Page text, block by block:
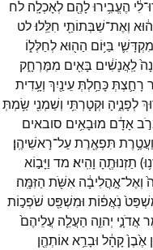
לִ֔י הֶעֱבִ֥ירוּלָהֶ֖ם לְאָכְלָֽה׃ לח
וְאֶת־שַׁבְּתוֹתַ֖י חִלֵּֽלוּ׃לט
מִקְדָּשִׁ֛י בַּיּ֥וֹם הַה֖וּאלְחַלְּל֑וֹ
לַֽאֲנָשִׁ֔ים בָּאִ֖ים מִמֶּרְחָ֑ק
רָחַ֛צְתְּכָּחַ֥לְתְּעֵינַ֖יִךְ וְעָ֥דִית
לְפָנֶ֑יהָ וּקְטָרְתִּ֥י וְשַׁמְנִ֖י שַׂ֥מְתְּ
אָדָ֔ם מוּבָאִ֥ים סובאים
וַעֲטֶ֥רֶת תִּפְאֶ֖רֶתעַל־רָאשֵׁיהֶֽן׃
) תַזְנוּתֶ֖הָ וָהִֽיא׃ מד וַיָּב֣וֹא
וְאֶל־אָ֣הֳלִיבָ֔ה אִשֹּׁ֖ת הַזִּמָּֽה׃
נֹֽאֲפ֔וֹת וּמִשְׁפַּ֖ט שֹׁפְכ֣וֹת
אֲדֹנָ֣י יְהוִ֑ה הַעֲלֵ֤ה עֲלֵיהֶם֙
אֶ֙בֶן֙קָהָ֔ל וּבָרֵ֥אאוֹתְהֶ֖ן